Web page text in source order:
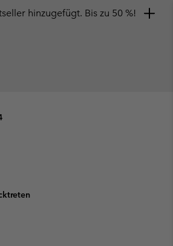
hinzugefügt. Bis zu 50 %!